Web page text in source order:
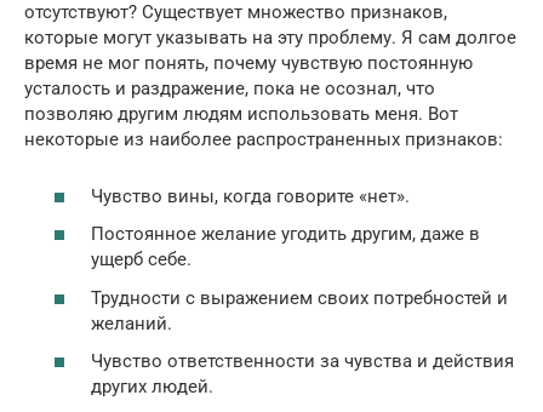
отсутствуют? Существует множество признаков,
которые могут указывать на эту проблему. Я сам долгое
время не мог понять, почему чувствую постоянную
усталость и раздражение, пока не осознал, что
позволяю другим людям использовать меня. Вот
некоторые из наиболее распространенных признаков:
Чувство вины, когда говорите «нет».
Постоянное желание угодить другим, даже в
ущерб себе.
Трудности с выражением своих потребностей и
желаний.
Чувство ответственности за чувства и действия
других людей.